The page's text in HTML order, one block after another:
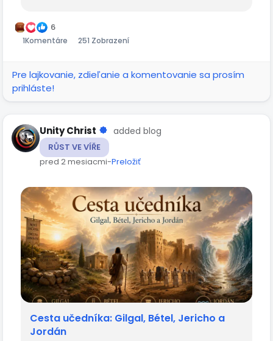
6
1Komentáre 251 Zobrazení
Pre lajkovanie, zdieľanie a komentovanie sa prosím
prihláste!
Unity Christ added blog
RŮST VE VÍŘE
pred 2 mesiacmi-Preložiť
Cesta učedníka: Gilgal, Bétel, Jericho a
Jordán